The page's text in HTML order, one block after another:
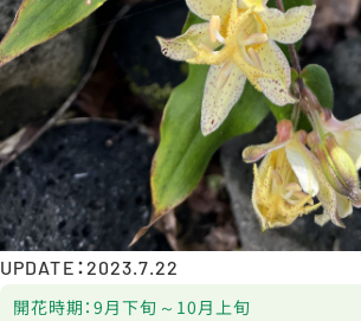
UPDATE：2023.7.22
開花時期：9月下旬～10月上旬